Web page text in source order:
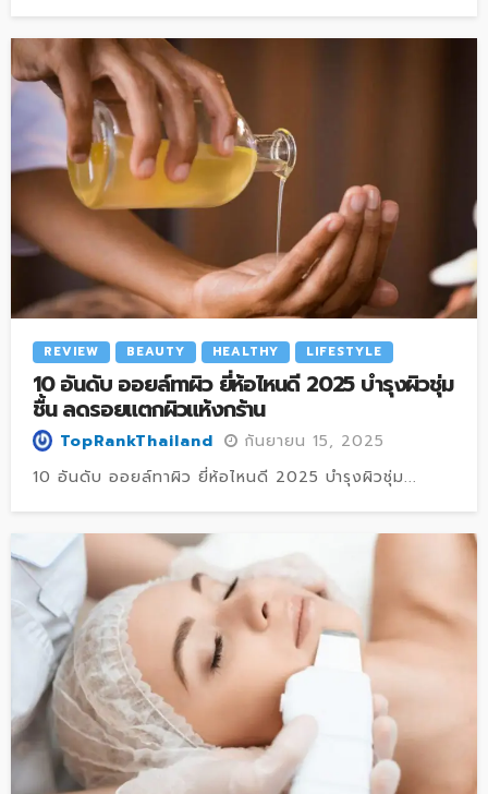
REVIEW BEAUTY HEALTHY LIFESTYLE
10 อันดับ ออยล์ทาผิว ยี่ห้อไหนดี 2025 บำรุงผิวชุ่ม
ชื้น ลดรอยแตกผิวแห้งกร้าน
TopRankThailand
กันยายน 15, 2025
10 อันดับ ออยล์ทาผิว ยี่ห้อไหนดี 2025 บำรุงผิวชุ่ม...